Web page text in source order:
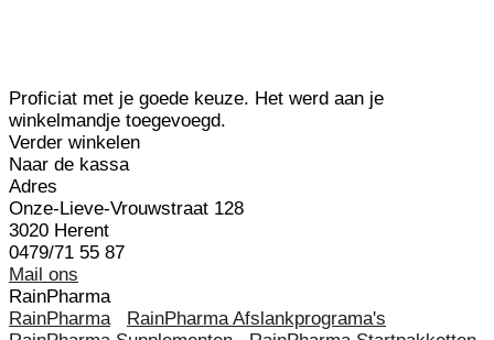
Proficiat met je goede keuze. Het werd aan je
winkelmandje toegevoegd.
Verder winkelen
Naar de kassa
Adres
Onze-Lieve-Vrouwstraat 128
3020 Herent
0479/71 55 87
Mail ons
RainPharma
RainPharma
RainPharma Afslankprograma's